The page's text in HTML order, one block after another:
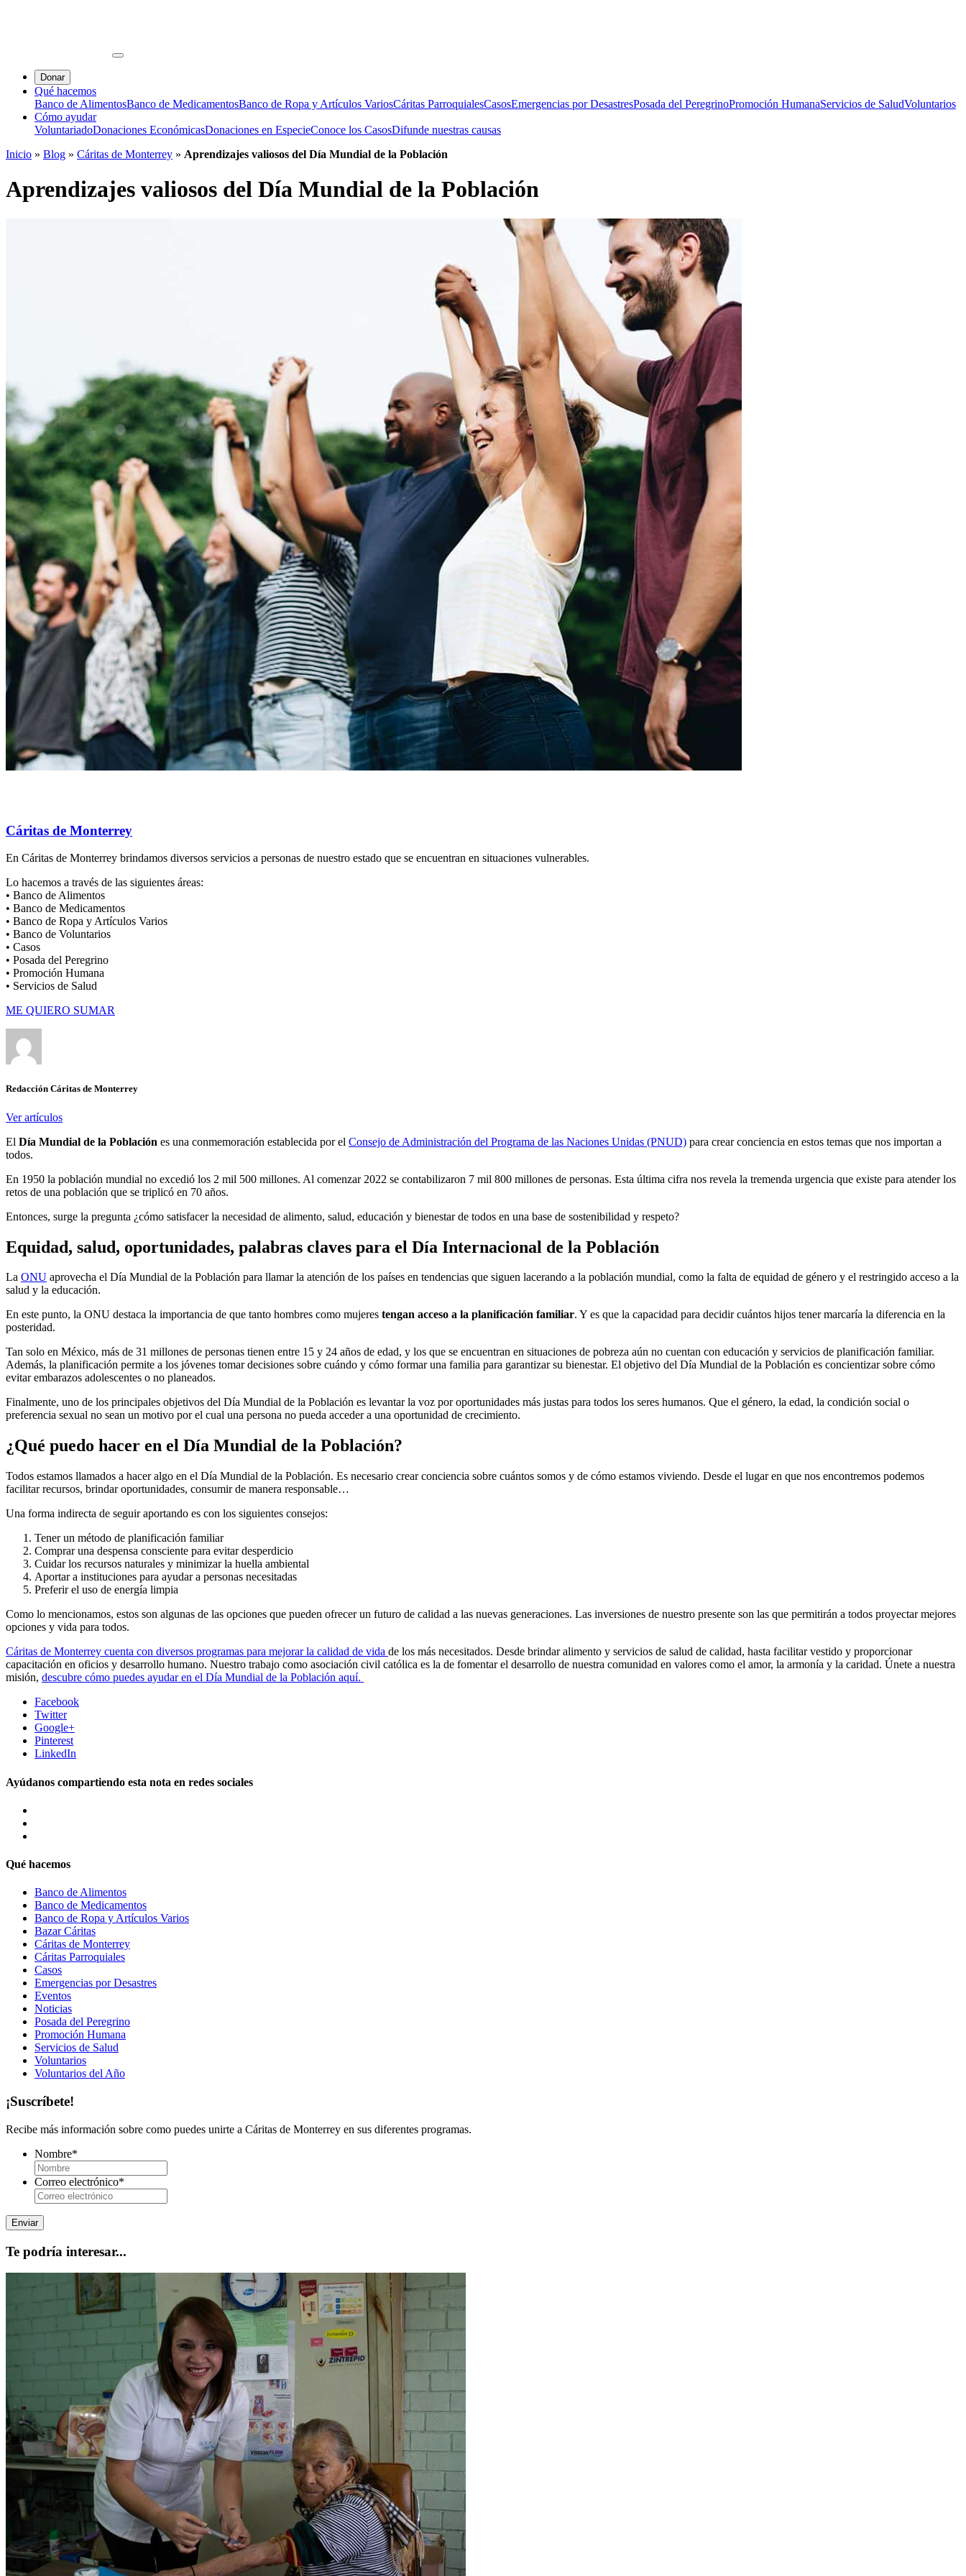
Donar
Qué hacemos
Banco de AlimentosBanco de MedicamentosBanco de Ropa y Artículos VariosCáritas ParroquialesCasosEmergencias por DesastresPosada del PeregrinoPromoción HumanaServicios de SaludVoluntarios
Cómo ayudar
VoluntariadoDonaciones EconómicasDonaciones en EspecieConoce los CasosDifunde nuestras causas
Inicio » Blog » Cáritas de Monterrey » Aprendizajes valiosos del Día Mundial de la Población
Aprendizajes valiosos del Día Mundial de la Población
Cáritas de Monterrey
En Cáritas de Monterrey brindamos diversos servicios a personas de nuestro estado que se encuentran en situaciones vulnerables.
Lo hacemos a través de las siguientes áreas:
• Banco de Alimentos
• Banco de Medicamentos
• Banco de Ropa y Artículos Varios
• Banco de Voluntarios
• Casos
• Posada del Peregrino
• Promoción Humana
• Servicios de Salud
ME QUIERO SUMAR
Redacción Cáritas de Monterrey
Ver artículos
El Día Mundial de la Población es una conmemoración establecida por el Consejo de Administración del Programa de las Naciones Unidas (PNUD) para crear conciencia en estos temas que nos importan a
todos.
En 1950 la población mundial no excedió los 2 mil 500 millones. Al comenzar 2022 se contabilizaron 7 mil 800 millones de personas. Esta última cifra nos revela la tremenda urgencia que existe para atender los
retos de una población que se triplicó en 70 años.
Entonces, surge la pregunta ¿cómo satisfacer la necesidad de alimento, salud, educación y bienestar de todos en una base de sostenibilidad y respeto?
Equidad, salud, oportunidades, palabras claves para el Día Internacional de la Población
La ONU aprovecha el Día Mundial de la Población para llamar la atención de los países en tendencias que siguen lacerando a la población mundial, como la falta de equidad de género y el restringido acceso a la
salud y la educación.
En este punto, la ONU destaca la importancia de que tanto hombres como mujeres tengan acceso a la planificación familiar. Y es que la capacidad para decidir cuántos hijos tener marcaría la diferencia en la
posteridad.
Tan solo en México, más de 31 millones de personas tienen entre 15 y 24 años de edad, y los que se encuentran en situaciones de pobreza aún no cuentan con educación y servicios de planificación familiar.
Además, la planificación permite a los jóvenes tomar decisiones sobre cuándo y cómo formar una familia para garantizar su bienestar. El objetivo del Día Mundial de la Población es concientizar sobre cómo
evitar embarazos adolescentes o no planeados.
Finalmente, uno de los principales objetivos del Día Mundial de la Población es levantar la voz por oportunidades más justas para todos los seres humanos. Que el género, la edad, la condición social o
preferencia sexual no sean un motivo por el cual una persona no pueda acceder a una oportunidad de crecimiento.
¿Qué puedo hacer en el Día Mundial de la Población?
Todos estamos llamados a hacer algo en el Día Mundial de la Población. Es necesario crear conciencia sobre cuántos somos y de cómo estamos viviendo. Desde el lugar en que nos encontremos podemos
facilitar recursos, brindar oportunidades, consumir de manera responsable…
Una forma indirecta de seguir aportando es con los siguientes consejos:
Tener un método de planificación familiar
Comprar una despensa consciente para evitar desperdicio
Cuidar los recursos naturales y minimizar la huella ambiental
Aportar a instituciones para ayudar a personas necesitadas
Preferir el uso de energía limpia
Como lo mencionamos, estos son algunas de las opciones que pueden ofrecer un futuro de calidad a las nuevas generaciones. Las inversiones de nuestro presente son las que permitirán a todos proyectar mejores
opciones y vida para todos.
Cáritas de Monterrey cuenta con diversos programas para mejorar la calidad de vida de los más necesitados. Desde brindar alimento y servicios de salud de calidad, hasta facilitar vestido y proporcionar
capacitación en oficios y desarrollo humano. Nuestro trabajo como asociación civil católica es la de fomentar el desarrollo de nuestra comunidad en valores como el amor, la armonía y la caridad. Únete a nuestra
misión, descubre cómo puedes ayudar en el Día Mundial de la Población aquí.
Facebook
Twitter
Google+
Pinterest
LinkedIn
Ayúdanos compartiendo esta nota en redes sociales
Qué hacemos
Banco de Alimentos
Banco de Medicamentos
Banco de Ropa y Artículos Varios
Bazar Cáritas
Cáritas de Monterrey
Cáritas Parroquiales
Casos
Emergencias por Desastres
Eventos
Noticias
Posada del Peregrino
Promoción Humana
Servicios de Salud
Voluntarios
Voluntarios del Año
¡Suscríbete!
Recibe más información sobre como puedes unirte a Cáritas de Monterrey en sus diferentes programas.
Nombre*
Correo electrónico*
Te podría interesar...